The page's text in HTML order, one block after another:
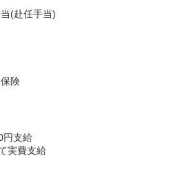
(赴任手当)
険
円支給
実費支給